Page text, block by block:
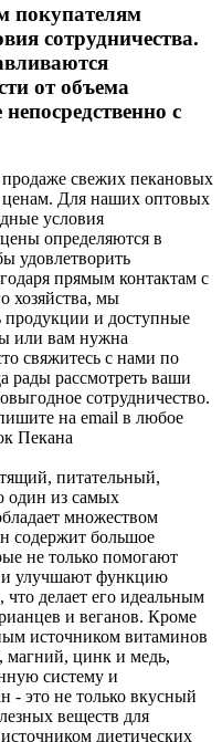
покупателям
сотрудничества.
от объема
с
свежих пекановых
ценам. Для наших оптовых
условия
определяются в
удовлетворить
прямым контактам с
хозяйства, мы
продукции и доступные
или вам нужна
свяжитесь с нами по
рады рассмотреть ваши
сотрудничество.
на email в любое
Пекана
питательный,
один из самых
множеством
содержит большое
не только помогают
и улучшают функцию
делает его идеальным
и веганов. Кроме
источником витаминов
магний, цинк и медь,
систему и
- это не только вкусный
веществ для
диетических